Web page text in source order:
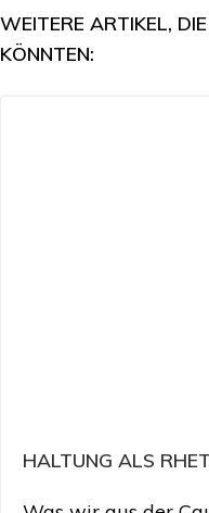
WEITERE ARTIKEL,
KÖNNTEN:
HALTUNG ALS